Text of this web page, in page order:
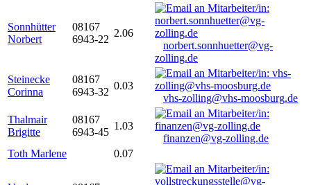
Sonnhütter
Norbert
08167
6943-22
2.06
norbert.sonnhuetter@vg-
zolling.de
Steinecke
Corinna
08167
6943-32
0.03
vhs-zolling@vhs-moosburg.de
Thalmair
Brigitte
08167
6943-45
1.03
finanzen@vg-zolling.de
Toth Marlene
0.07